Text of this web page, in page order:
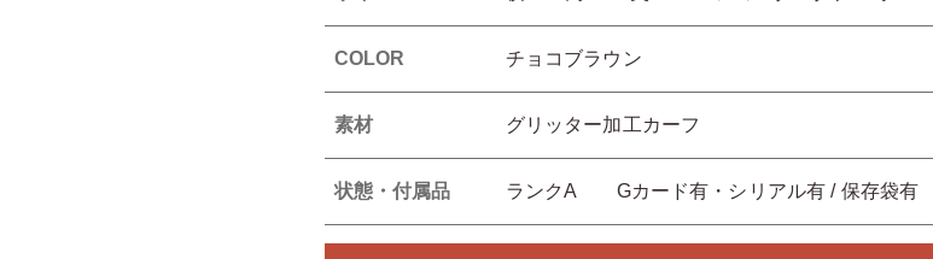
COLOR チョコブラウン
素材 グリッター加工カーフ
状態・付属品 ランクA Gカード有・シリアル有 / 保存袋有